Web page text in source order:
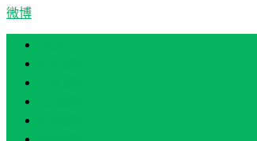
微博